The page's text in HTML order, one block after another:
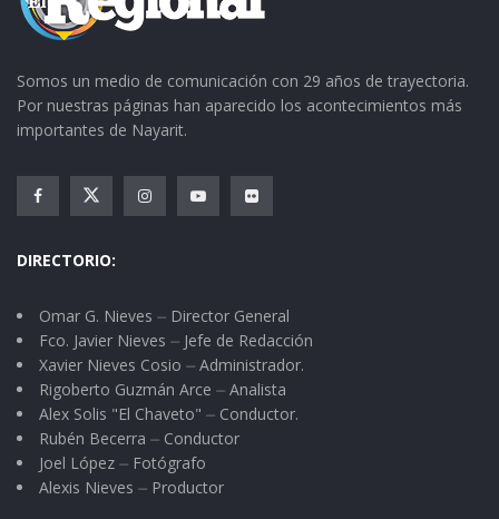
Somos un medio de comunicación con 29 años de trayectoria.
Por nuestras páginas han aparecido los acontecimientos más
importantes de Nayarit.
DIRECTORIO:
Omar G. Nieves ⏤ Director General
Fco. Javier Nieves ⏤ Jefe de Redacción
Xavier Nieves Cosio ⏤ Administrador.
Rigoberto Guzmán Arce ⏤ Analista
Alex Solis "El Chaveto" ⏤ Conductor.
Rubén Becerra ⏤ Conductor
Joel López ⏤ Fotógrafo
Alexis Nieves ⏤ Productor